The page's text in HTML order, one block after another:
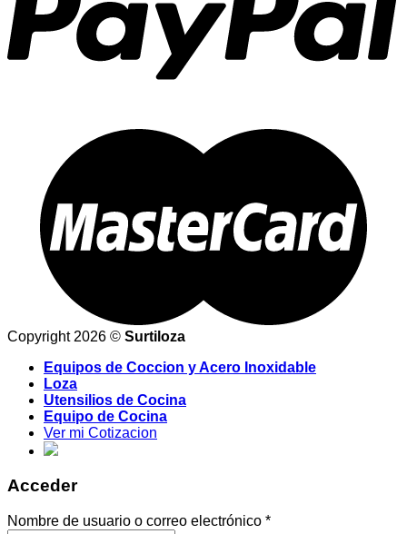
Copyright 2026 © Surtiloza
Equipos de Coccion y Acero Inoxidable
Loza
Utensilios de Cocina
Equipo de Cocina
Ver mi Cotizacion
Acceder
Nombre de usuario o correo electrónico *